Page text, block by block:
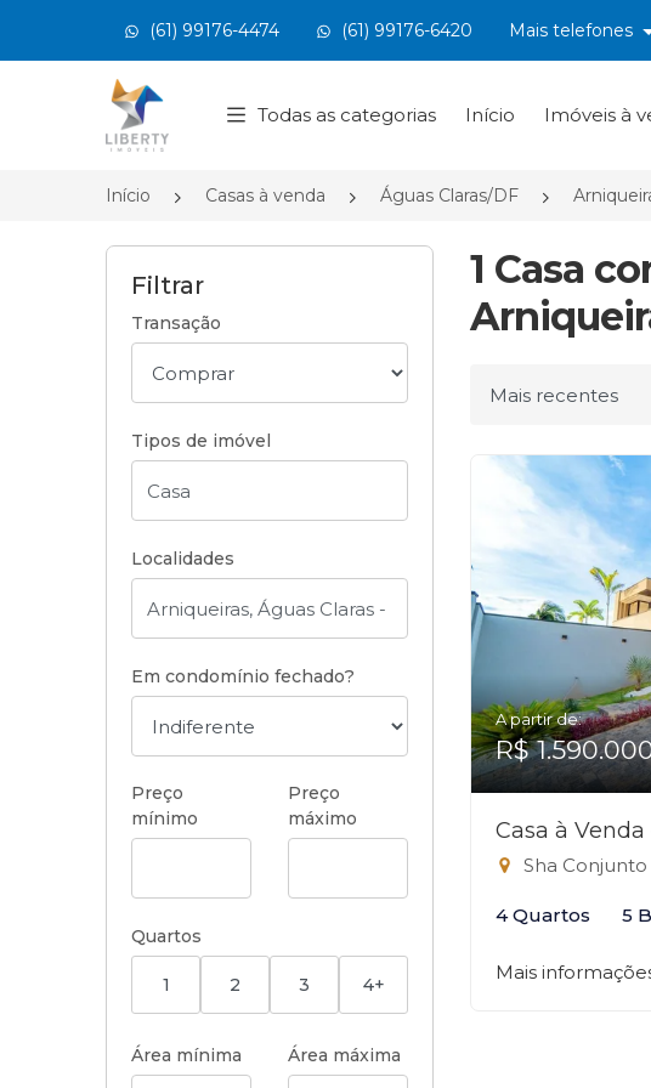
(61) 99176-4474 (61) 99176-6420 Mais telefones
Página inicial
Todas as categorias Início Imóveis à
Início Casas à venda Águas Claras/DF
Filtrar
Transação
Tipos de imóvel
Localidades
Em condomínio fechado?
Preço
mínimo
Preço
máximo
Quartos
1 2 3 4+
Área mínima Área máxima
1 Casa
Ordenar por
A partir de:
R$
Casa à
Sha Conjunto
4 Quartos 5
Mais